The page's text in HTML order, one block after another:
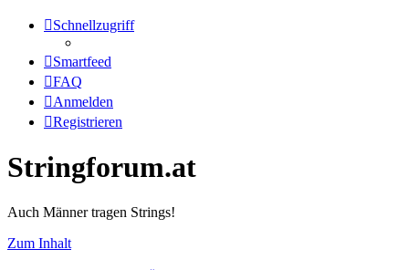
Schnellzugriff
Smartfeed
FAQ
Anmelden
Registrieren
Stringforum.at
Auch Männer tragen Strings!
Zum Inhalt